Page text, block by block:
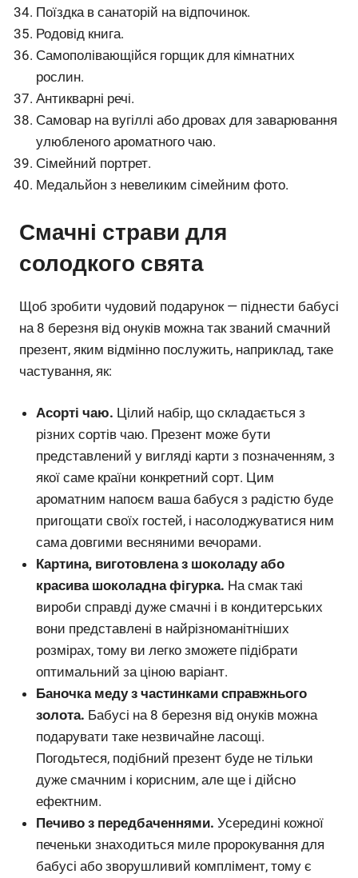
Поїздка в санаторій на відпочинок.
Родовід книга.
Самополівающійся горщик для кімнатних
рослин.
Антикварні речі.
Самовар на вугіллі або дровах для заварювання
улюбленого ароматного чаю.
Сімейний портрет.
Медальйон з невеликим сімейним фото.
Смачні страви для
солодкого свята
Щоб зробити чудовий подарунок — піднести бабусі
на 8 березня від онуків можна так званий смачний
презент, яким відмінно послужить, наприклад, таке
частування, як:
Асорті чаю. Цілий набір, що складається з
різних сортів чаю. Презент може бути
представлений у вигляді карти з позначенням, з
якої саме країни конкретний сорт. Цим
ароматним напоєм ваша бабуся з радістю буде
пригощати своїх гостей, і насолоджуватися ним
сама довгими весняними вечорами.
Картина, виготовлена з шоколаду або
красива шоколадна фігурка. На смак такі
вироби справді дуже смачні і в кондитерських
вони представлені в найрізноманітніших
розмірах, тому ви легко зможете підібрати
оптимальний за ціною варіант.
Баночка меду з частинками справжнього
золота. Бабусі на 8 березня від онуків можна
подарувати таке незвичайне ласощі.
Погодьтеся, подібний презент буде не тільки
дуже смачним і корисним, але ще і дійсно
ефектним.
Печиво з передбаченнями. Усередині кожної
печеньки знаходиться миле пророкування для
бабусі або зворушливий комплімент, тому є